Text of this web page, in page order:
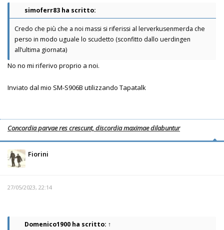
simoferr83 ha scritto:
Credo che più che a noi massi si riferissi al lerverkusenmerda che
perso in modo uguale lo scudetto (sconfitto dallo uerdingen
all’ultima giornata)
No no mi riferivo proprio a noi.
Inviato dal mio SM-S906B utilizzando Tapatalk
Concordia parvae res crescunt, discordia maximae dilabuntur
Fiorini
27/05/2023, 22:14
Domenico1900 ha scritto: ↑